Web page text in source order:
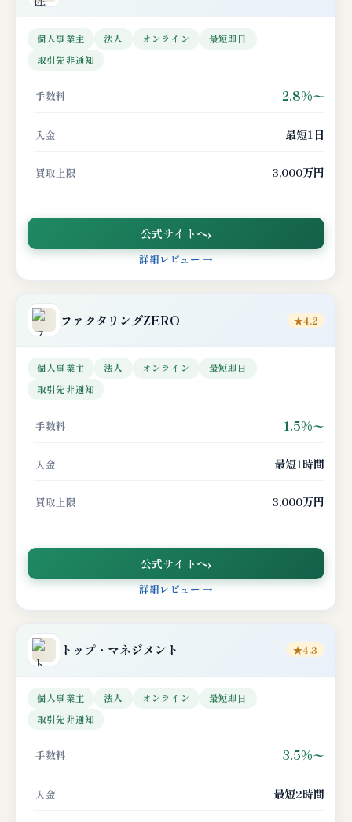
個人事業主 法人 オンライン
最短即日
取引先非通知
手数料 2.8%〜
入金 最短1日
買取上限 3,000万円
公式サイトへ
詳細レビュー →
ファクタリングZERO ★4.2
個人事業主 法人 オンライン
最短即日
取引先非通知
手数料 1.5%〜
入金 最短1時間
買取上限 3,000万円
公式サイトへ
詳細レビュー →
トップ・マネジメント ★4.3
個人事業主 法人 オンライン
最短即日
取引先非通知
手数料 3.5%〜
入金 最短2時間